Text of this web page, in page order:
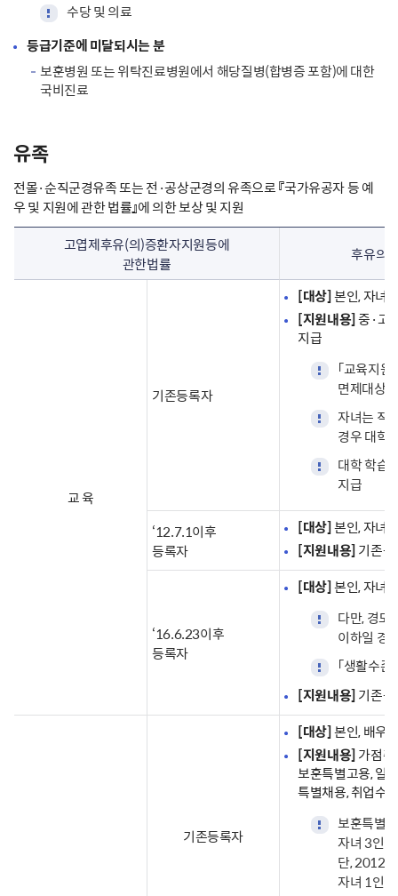
수당 및 의료
등급기준에 미달되시는 분
보훈병원 또는 위탁진료병원에서 해당질병(합병증 포함)에 대한
국비진료
유족
전몰·순직군경유족 또는 전·공상군경의 유족으로 『국가유공자 등 예
우 및 지원에 관한 법률』에 의한 보상 및 지원
고엽제후유(의)증환자지원등에
관한법률
후유의
교 육
기존등록자
[대상]본인, 자녀
[지원내용]중·고
지급
「교육지
면제대상
자녀는 직
경우 대학
대학 학습
지급
‘12.7.1이후
등록자
[대상]본인, 자녀(
[지원내용]기존
‘16.6.23이후
등록자
[대상]본인, 자녀(
다만, 경도
이하일 경
「생활수
[지원내용]기존
기존등록자
[대상]본인, 배우
[지원내용]가점
보훈특별고용, 일
특별채용, 취업수
보훈특별
자녀 3인
단,
자녀 1인